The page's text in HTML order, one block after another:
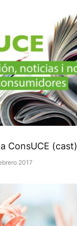
ConsUCE (cast)
2017